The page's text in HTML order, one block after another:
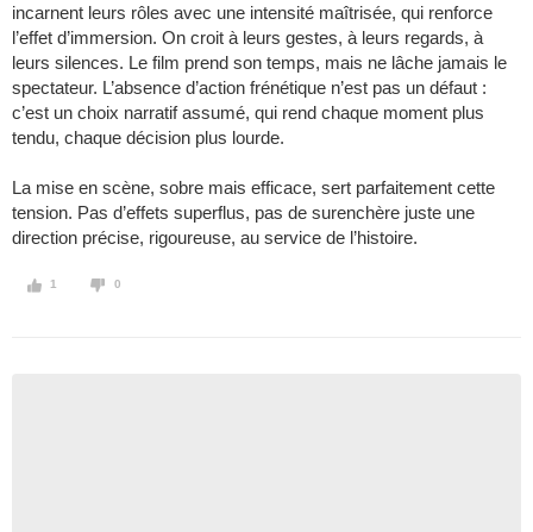
incarnent leurs rôles avec une intensité maîtrisée, qui renforce
l’effet d’immersion. On croit à leurs gestes, à leurs regards, à
leurs silences. Le film prend son temps, mais ne lâche jamais le
spectateur. L’absence d’action frénétique n’est pas un défaut :
c’est un choix narratif assumé, qui rend chaque moment plus
tendu, chaque décision plus lourde.
La mise en scène, sobre mais efficace, sert parfaitement cette
tension. Pas d’effets superflus, pas de surenchère juste une
direction précise, rigoureuse, au service de l’histoire.
1 0